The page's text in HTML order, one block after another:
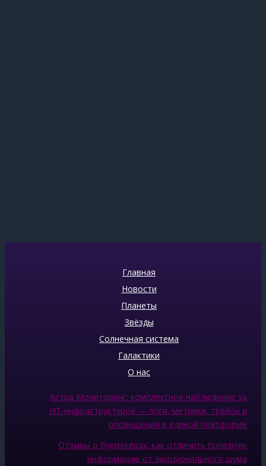
Главная
Новости
Планеты
Звёзды
Солнечная система
Галактики
О нас
Астра Мониторинг: комплексное наблюдение за
ИТ‑инфраструктурой — логи, метрики, трейсы и
оповещения в единой платформе
Отзывы о букмекерах: как отличить полезную
информацию от эмоционального шума